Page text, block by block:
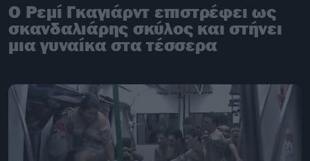
Ο Ρεμί Γκαγιάρντ επιστρέφει ως
σκανδαλιάρης σκύλος και στήνει
μια γυναίκα στα τέσσερα